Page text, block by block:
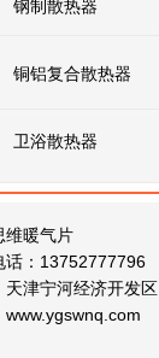
钢制散热器
铜铝复合散热器
卫浴散热器
维暖气片
话：13752777796
天津宁河经济开发区
www.ygswnq.com